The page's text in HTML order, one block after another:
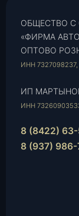
ОБЩЕСТВО С
«ФИРМА
ОПТОВО
ИНН 7327098237,
ИП
ИНН
8 (8422)
8 (937) 986-